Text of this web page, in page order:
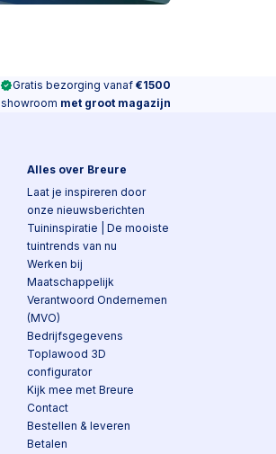
Gratis bezorging vanaf €1500
showroom met groot magazijn
Alles over Breure
Laat je inspireren door
onze nieuwsberichten
Tuininspiratie | De mooiste
tuintrends van nu
Werken bij
Maatschappelijk
Verantwoord Ondernemen
(MVO)
Bedrijfsgegevens
Toplawood 3D
configurator
Kijk mee met Breure
Contact
Bestellen & leveren
Betalen